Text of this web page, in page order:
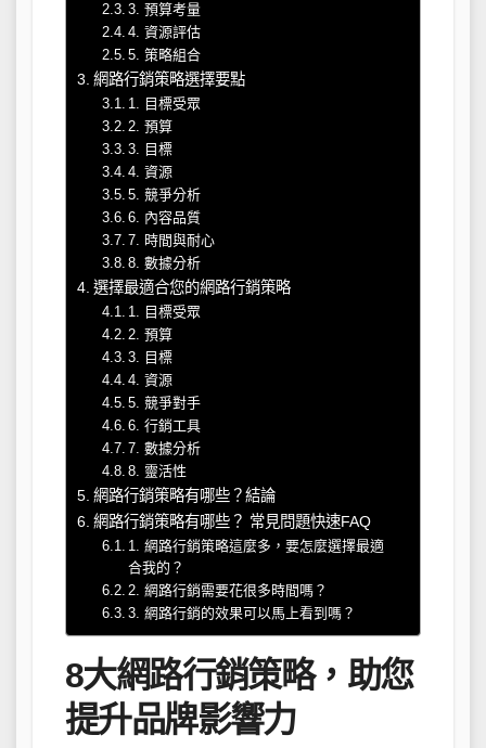
3. 預算考量
4. 資源評估
5. 策略組合
網路行銷策略選擇要點
1. 目標受眾
2. 預算
3. 目標
4. 資源
5. 競爭分析
6. 內容品質
7. 時間與耐心
8. 數據分析
選擇最適合您的網路行銷策略
1. 目標受眾
2. 預算
3. 目標
4. 資源
5. 競爭對手
6. 行銷工具
7. 數據分析
8. 靈活性
網路行銷策略有哪些？結論
網路行銷策略有哪些？ 常見問題快速FAQ
1. 網路行銷策略這麼多，要怎麼選擇最適
合我的？
2. 網路行銷需要花很多時間嗎？
3. 網路行銷的效果可以馬上看到嗎？
8大網路行銷策略，助您
提升品牌影響力